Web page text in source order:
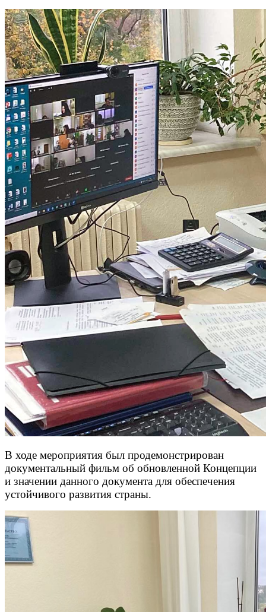
В ходе мероприятия был продемонстрирован
документальный фильм об обновленной Концепции
и значении данного документа для обеспечения
устойчивого развития страны.